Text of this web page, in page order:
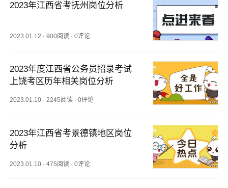
2023年江西省考抚州岗位分析
2023.01.12 ·900阅读 ·0评论
2023年度江西省公务员招录考试
上饶考区历年相关岗位分析
2023.01.10 ·2245阅读 ·0评论
2023年江西省考景德镇地区岗位
分析
2023.01.10 ·475阅读 ·0评论